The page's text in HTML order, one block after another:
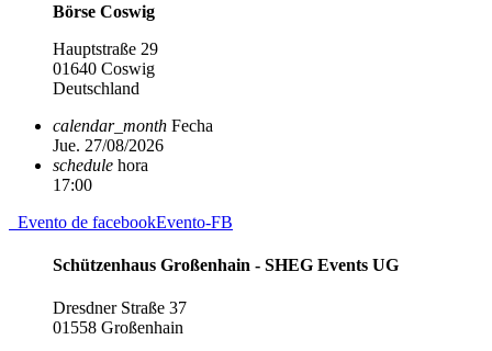
Börse Coswig
Hauptstraße 29
01640 Coswig
Deutschland
calendar_month Fecha
Jue. 27/08/2026
schedule hora
17:00
Evento de facebookEvento-FB
Schützenhaus Großenhain - SHEG Events UG
Dresdner Straße 37
01558 Großenhain